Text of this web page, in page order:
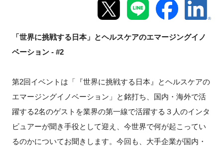
イベント
インタビュー・コラム
ニュース・掲示板
「世界に挑戦する日本」とヘルスケアのエマージングイノ
ベーション - #2
第2回イベントは「『世界に挑戦する日本』とヘルスケアの
エマージングイノベーション」と銘打ち、国内・海外で活
躍する2名のゲストを業界の第一線で活躍する３人のインタ
ビュアーが聞き手役として迎え、今世界で何が起こってい
るのかについてお聞きします。今回も、大手企業が国内・